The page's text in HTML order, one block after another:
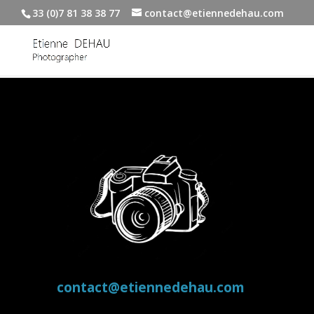
33 (0)7 81 38 38 77 contact@etiennedehau.com
contact@etiennedehau.com